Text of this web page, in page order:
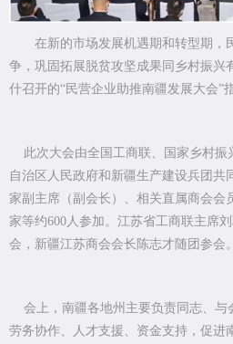
在新的市场发展机遇期和转型期，
争，巩固拓展脱贫攻坚成果同乡村振兴
什召开的“民营企业助推南疆发展大会”
此次大会由全国工商联、国家乡村振
自治区人民政府和新疆生产建设兵团共
家副主席（副会长）、相关直属商会会
家等约600 人参加。江苏省工商联主席
会，新疆江苏商会会长陈志才随团参会。
会上，南疆各地州主要负责同志、与
劳务协作、人才支援、资金支持，促进